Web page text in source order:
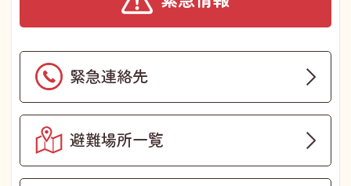
緊急連絡先
避難場所一覧